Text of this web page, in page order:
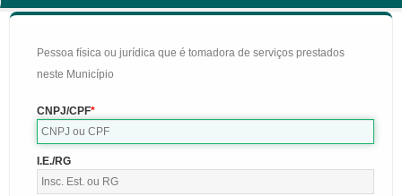
Pessoa física ou jurídica que é tomadora de serviços prestados
neste Município
CNPJ/CPF
I.E./RG